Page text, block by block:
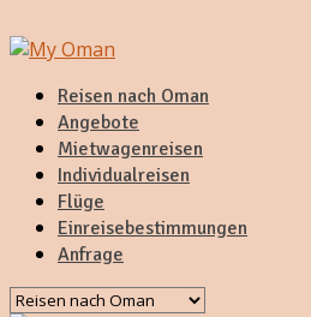
Reisen nach Oman
Angebote
Mietwagenreisen
Individualreisen
Flüge
Einreisebestimmungen
Anfrage